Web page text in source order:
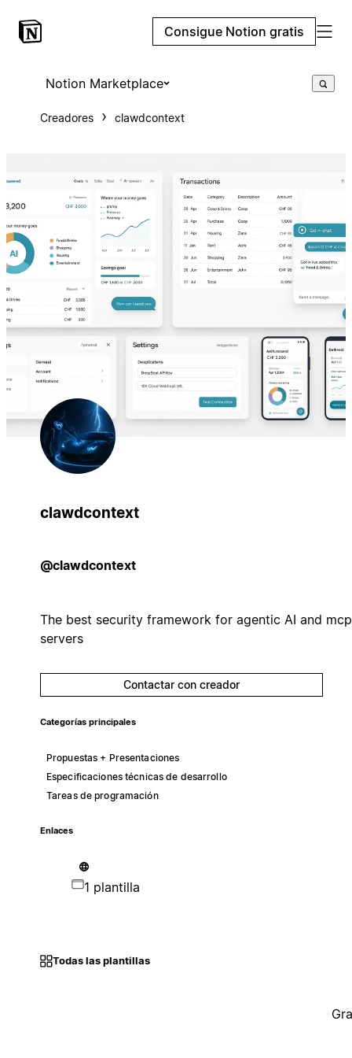
Consigue Notion gratis
Notion Marketplace
Creadores clawdcontext
clawdcontext
@clawdcontext
The best security framework for agentic AI and mcp
servers
Contactar con creador
Categorías principales
Propuestas + Presentaciones
Especificaciones técnicas de desarrollo
Tareas de programación
Enlaces
1 plantilla
Todas las plantillas